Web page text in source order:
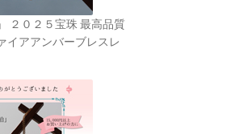
２０２５宝珠 最高品質
イアアンバーブレスレ